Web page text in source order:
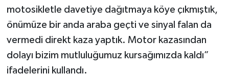
motosikletle davetiye dağıtmaya köye çıkmıştık,
önümüze bir anda araba geçti ve sinyal falan da
vermedi direkt kaza yaptık. Motor kazasından
dolayı bizim mutluluğumuz kursağımızda kaldı”
ifadelerini kullandı.